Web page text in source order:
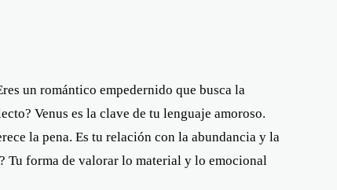
un romántico empedernido que busca la
Venus es la clave de tu lenguaje amoroso.
la pena. Es tu relación con la abundancia y la
Tu forma de valorar lo material y lo emocional